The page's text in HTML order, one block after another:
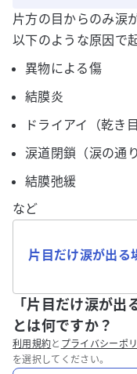
片方の目からのみ涙
以下のような原因で
異物による傷
結膜炎
ドライアイ（乾き目
涙道閉鎖（涙の通
結膜弛緩
など
片目だけ涙が出る
「片目だけ涙が出
とは何ですか？
利用規約と プライバシーポ
を選択してください。